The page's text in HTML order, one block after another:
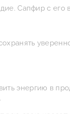
Сапфир с
энергию в